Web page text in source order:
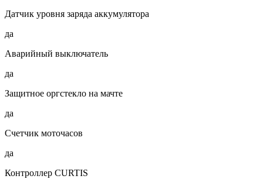
Датчик уровня заряда аккумулятора
да
Аварийный выключатель
да
Защитное оргстекло на мачте
да
Счетчик моточасов
да
Контроллер CURTIS